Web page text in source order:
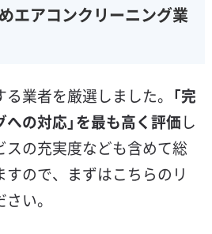
ーニング
実績10年以上
ロー
女性スタッフ在籍
ー対策
ハウスダスト除去
エアコンクリーニング業
業者を厳選しました。 「完
の対応」を最も高く評価し
スの充実度なども含めて総
ので、まずはこちらのリ
い。